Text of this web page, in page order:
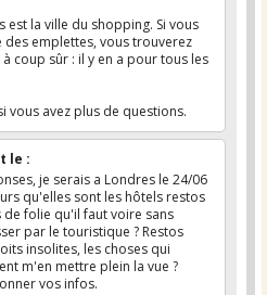
est la ville du shopping. Si vous
des emplettes, vous trouverez
coup sûr : il y en a pour tous les
vous avez plus de questions.
le :
je serais a Londres le 24/06
qu'elles sont les hôtels restos
de folie qu'il faut voire sans
par le touristique ? Restos
insolites, les choses qui
m'en mettre plein la vue ?
vos infos.